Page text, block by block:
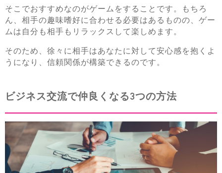
そこでおすすめなのがゲームをすることです。もちろ
ん、相手の趣味嗜好に合わせる必要はあるものの、ゲー
ムは自分も相手もリラックスして楽しめます。
そのため、徐々に相手はあなたに対して安心感を抱くよ
うになり、信頼関係が構築できるのです。
ビジネス交流で仲良くなる3つの方法